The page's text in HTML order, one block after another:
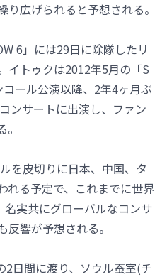
広げられると予想される。
6」には29日に除隊したリ
イトゥクは2012年5月の「S
コール公演以降、2年4ヶ月ぶ
ンサートに出演し、ファン
を皮切りに日本、中国、タ
れる予定で、これまでに世界
実共にグローバルなコンサ
響が予想される。
2日間に渡り、ソウル蚕室(チ